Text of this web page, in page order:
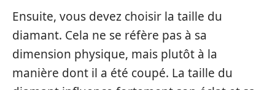
Ensuite, vous devez choisir la taille du
diamant. Cela ne se réfère pas à sa
dimension physique, mais plutôt à la
manière dont il a été coupé. La taille du